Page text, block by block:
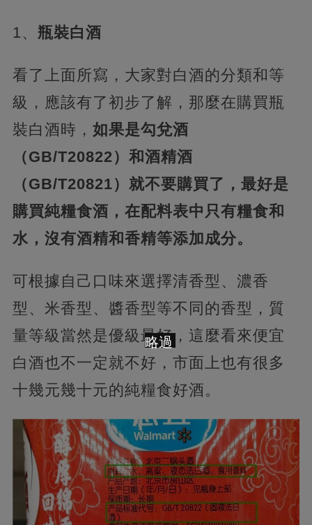
1、 瓶裝白酒
看了上面所寫，大家對白酒的分類和等
級，應該有了初步了解，那麼在購買瓶
裝白酒時， 如果是勾兌酒
（GB/T20822）和酒精酒
（GB/T20821）就不要購買了，最好是
購買純糧食酒，在配料表中只有糧食和
水，沒有酒精和香精等添加成分。
可根據自己口味來選擇清香型、濃香
型、米香型、醬香型等不同的香型，質
量等級當然是優級最好，這麼看來便宜
白酒也不一定就不好，市面上也有很多
十幾元幾十元的純糧食好酒。
略過